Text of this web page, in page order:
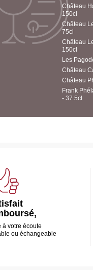
Château
150cl
Château
75cl
Château
150cl
Les
Château
Château
Frank
- 37.5cl
à votre écoute
ou échangeable